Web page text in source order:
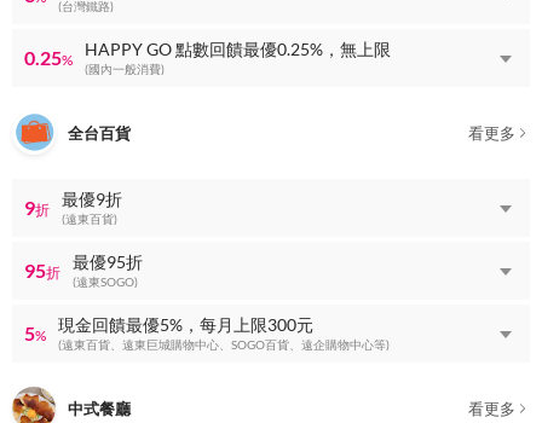
(台灣鐵路)
0.25%
HAPPY GO 點數回饋最優0.25%，無上限
(國內一般消費)
全台百貨 看更多
9折
最優9折
(遠東百貨)
95折
最優95折
(遠東SOGO)
5%
現金回饋最優5%，每月上限300元
(遠東百貨、遠東巨城購物中心、SOGO百貨、遠企購物中心等)
中式餐廳 看更多